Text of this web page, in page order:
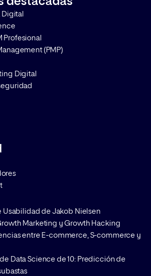
de
son los
Profesional
(PMP)
Digital
Usabilidad de Jakob Nielsen
Marketing y Growth Hacking
entre E-commerce, S-commerce y
Data Science de 10: Predicción de